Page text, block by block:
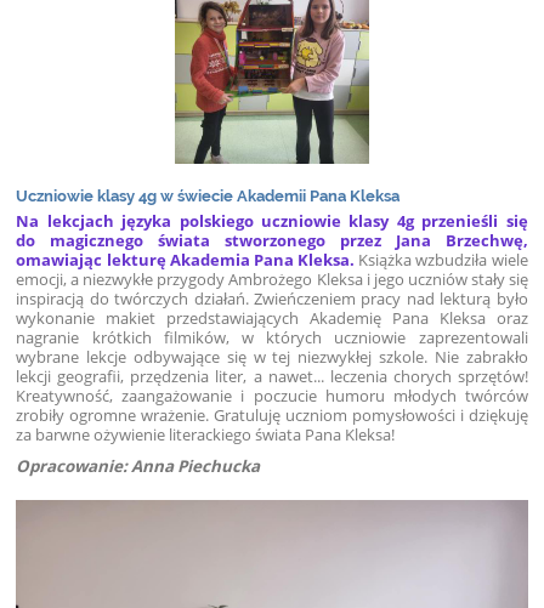
Uczniowie klasy 4g w świecie Akademii Pana Kleksa
Na lekcjach języka polskiego uczniowie klasy 4g przenieśli się
do magicznego świata stworzonego przez Jana Brzechwę,
omawiając lekturę Akademia Pana Kleksa. Książka wzbudziła wiele
emocji, a niezwykłe przygody Ambrożego Kleksa i jego uczniów stały się
inspiracją do twórczych działań. Zwieńczeniem pracy nad lekturą było
wykonanie makiet przedstawiających Akademię Pana Kleksa oraz
nagranie krótkich filmików, w których uczniowie zaprezentowali
wybrane lekcje odbywające się w tej niezwykłej szkole. Nie zabrakło
lekcji geografii, przędzenia liter, a nawet... leczenia chorych sprzętów!
Kreatywność, zaangażowanie i poczucie humoru młodych twórców
zrobiły ogromne wrażenie. Gratuluję uczniom pomysłowości i dziękuję
za barwne ożywienie literackiego świata Pana Kleksa!
Opracowanie: Anna Piechucka